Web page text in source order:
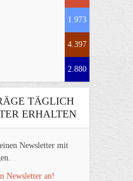
1.973
4.397
2.880
TÄGLICH
ERHALTEN
Newsletter mit
Newsletter an!